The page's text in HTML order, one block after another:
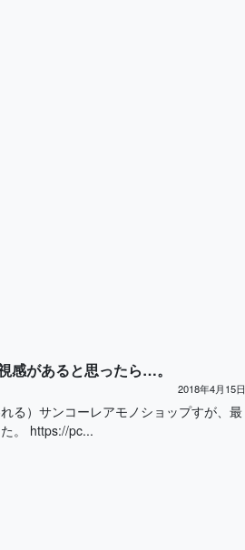
感があると思ったら…。
2018年4月15日
る）サンコーレアモノショップすが、最
。 https://pc...